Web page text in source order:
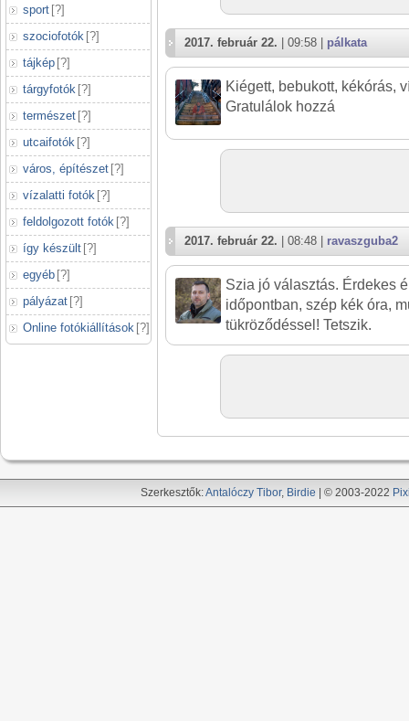
sport [?]
szociofotók [?]
tájkép [?]
tárgyfotók [?]
természet [?]
utcaifotók [?]
város, építészet [?]
vízalatti fotók [?]
feldolgozott fotók [?]
így készült [?]
egyéb [?]
pályázat [?]
Online fotókiállítások [?]
2017. február 22. | 09:58 | pálkata
Kiégett, bebukott, kékórás,
Gratulálok hozzá
2017. február 22. | 08:48 | ravaszguba2
Szia jó választás. Érdekes
időpontban, szép kék óra,
tükröződéssel! Tetszik.
Szerkesztők:Antalóczy Tibor, Birdie | © 2003-2022